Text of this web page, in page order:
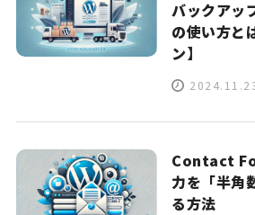
バックアッ
の使い方と
ン】
Contact
力を「半角
る方法